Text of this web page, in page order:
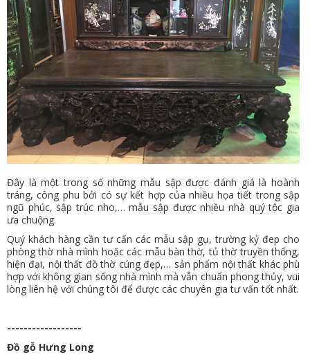
Đây là một trong số những mẫu sập được đánh giá là hoành
tráng, công phu bởi có sự kết hợp của nhiều họa tiết trong sập
ngũ phúc, sập trúc nho,… mẫu sập được nhiều nhà quý tộc gia
ưa chuộng.
Quý khách hàng cần tư cấn các mẫu sập gụ, trường kỷ đep cho
phòng thờ nhà mình hoặc các mẫu bàn thờ, tủ thờ truyền thống,
hiện đại, nội thất đồ thờ cúng đẹp,… sản phẩm nội thất khác phù
hợp với không gian sống nhà mình mà vẫn chuẩn phong thủy, vui
lòng liên hệ với chúng tôi để được các chuyên gia tư vấn tốt nhất.
------------------
Đồ gỗ Hưng Long